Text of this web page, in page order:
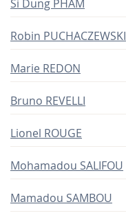
Si Dung PHAM
Robin PUCHACZEWSKI
Marie REDON
Bruno REVELLI
Lionel ROUGE
Mohamadou SALIFOU
Mamadou SAMBOU